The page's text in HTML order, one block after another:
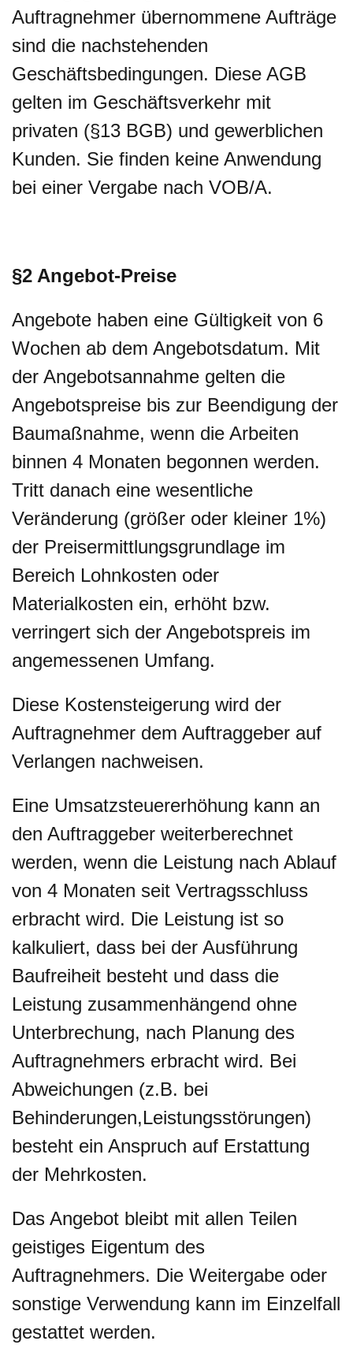
Auftragnehmer übernommene Aufträge
sind die nachstehenden
Geschäftsbedingungen. Diese AGB
gelten im Geschäftsverkehr mit
privaten (§13 BGB) und gewerblichen
Kunden. Sie finden keine Anwendung
bei einer Vergabe nach VOB/A.
§2 Angebot-Preise
Angebote haben eine Gültigkeit von 6
Wochen ab dem Angebotsdatum. Mit
der Angebotsannahme gelten die
Angebotspreise bis zur Beendigung der
Baumaßnahme, wenn die Arbeiten
binnen 4 Monaten begonnen werden.
Tritt danach eine wesentliche
Veränderung (größer oder kleiner 1%)
der Preisermittlungsgrundlage im
Bereich Lohnkosten oder
Materialkosten ein, erhöht bzw.
verringert sich der Angebotspreis im
angemessenen Umfang.
Diese Kostensteigerung wird der
Auftragnehmer dem Auftraggeber auf
Verlangen nachweisen.
Eine Umsatzsteuererhöhung kann an
den Auftraggeber weiterberechnet
werden, wenn die Leistung nach Ablauf
von 4 Monaten seit Vertragsschluss
erbracht wird. Die Leistung ist so
kalkuliert, dass bei der Ausführung
Baufreiheit besteht und dass die
Leistung zusammenhängend ohne
Unterbrechung, nach Planung des
Auftragnehmers erbracht wird. Bei
Abweichungen (z.B. bei
Behinderungen,Leistungsstörungen)
besteht ein Anspruch auf Erstattung
der Mehrkosten.
Das Angebot bleibt mit allen Teilen
geistiges Eigentum des
Auftragnehmers. Die Weitergabe oder
sonstige Verwendung kann im Einzelfall
gestattet werden.